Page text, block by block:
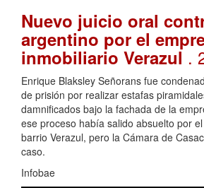
Nuevo juicio oral
argentino por el
inmobiliario Verazul .
Enrique Blaksley Señorans fue
de prisión por realizar estafas
damnificados bajo la fachada de la
ese proceso había salido absuelto por
barrio Verazul, pero la Cámara de
caso.
Infobae